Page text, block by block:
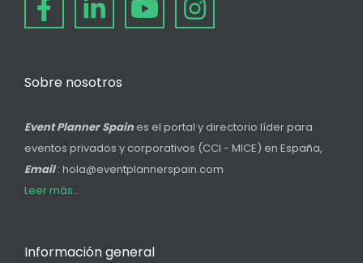
Sobre nosotros
Event Planner Spain es el portal y directorio líder para
eventos privados y corporativos (CCI - MICE) en España,
Email: hola@eventplannerspain.com
Leer más...
Información general